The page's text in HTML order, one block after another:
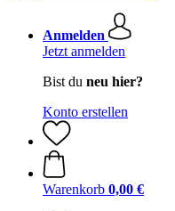
Anmelden
Jetzt anmelden
Bist du neu hier?
Konto erstellen
Warenkorb 0,00 €